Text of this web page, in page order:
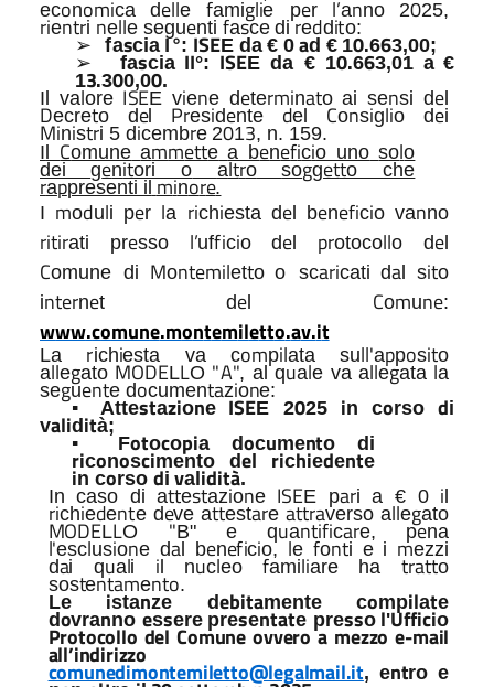
economica delle famiglie per l’anno 2025,
rientri nelle seguenti fasce di reddito:
➢
fascia I°: ISEE da € 0 ad € 10.663,00;
➢
fasciaII°: ISEE da € 10.663,01 a €
13.300,00.
Il valoreISEE viene determinato ai sensi del
Decreto del Presidente del Consiglio dei
Ministri 5 dicembre 2013, n. 159.
Il Comune ammette a beneficio uno solo
dei
genitori o altro soggetto che
rappresenti il minore.
I moduli per la richiesta del beneficio vanno
ritirati presso l’ufficio del protocollo del
Comune di Montemiletto o scaricati dal sito
internet del Comune:
www.comune.montemiletto.av.it
La richiesta va compilata sull'apposito
allegato MODELLO "A", al quale va allegata la
seguente documentazione:
▪Attestazione ISEE 2025 in corsodi
valid ità;
▪ Fotocopia documento di
riconoscimento del richiedente
in corsodi val idità.
In caso di attestazione ISEE pari a € 0 i
richiedente deve attestare attraverso allegato
MODELLO "B" e quantificare, pena
l'esclusione dal beneficio, le fonti e i mezzi
dai quali i nucleo familiare ha tratto
sostentamento.
Le
istanze debitamente compilate
dovranno essere presentate presso l'Ufficio
Protocollo del Comune ovvero a mezzo e-mail
all’indirizzo
comunedimontemiletto@legalmail.it, entro e